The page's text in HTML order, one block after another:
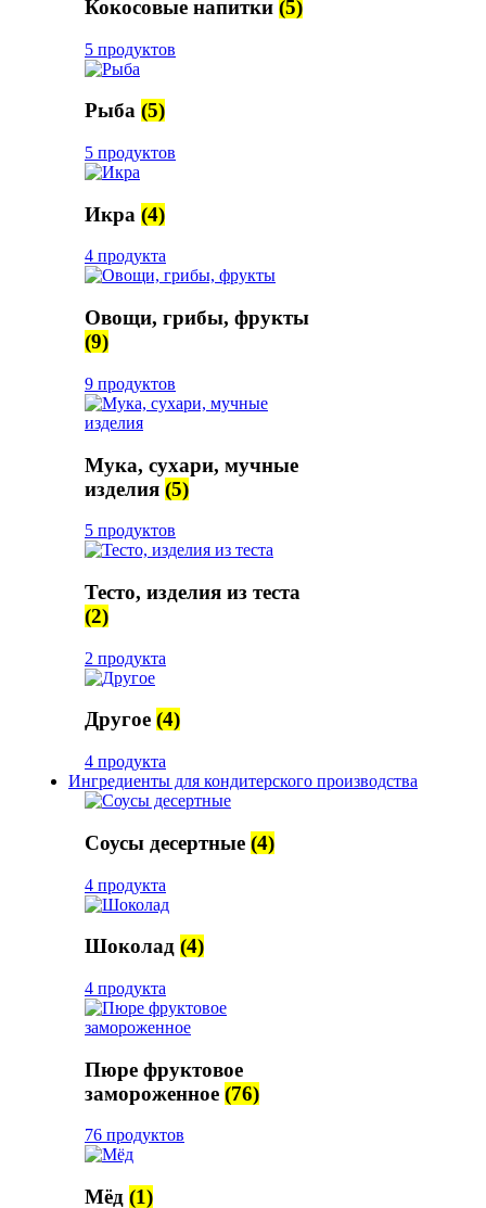
Кокосовые напитки (5)
5 продуктов
Рыба (5)
5 продуктов
Икра (4)
4 продукта
Овощи, грибы, фрукты
(9)
9 продуктов
Мука, сухари, мучные
изделия (5)
5 продуктов
Тесто, изделия из теста
(2)
2 продукта
Другое (4)
4 продукта
Ингредиенты для кондитерского производства
Соусы десертные (4)
4 продукта
Шоколад (4)
4 продукта
Пюре фруктовое
замороженное (76)
76 продуктов
Мёд (1)